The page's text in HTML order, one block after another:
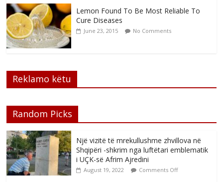
Lemon Found To Be Most Reliable To
Cure Diseases
June 23, 2015 No Comments
Reklamo këtu
Random Picks
Një vizitë të mrekullushme zhvillova në
Shqipëri -shkrim nga luftëtari emblematik
i UÇK-së Afrim Ajredini
August 19, 2022 Comments Off